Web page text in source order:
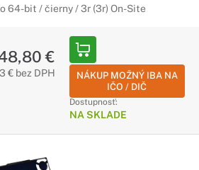
64-bit / čierny / 3r (3r) On-Site
€
€ bez DPH
NÁKUP MOŽNÝ IBA NA
IČO / DIČ
Dostupnosť:
NA SKLADE